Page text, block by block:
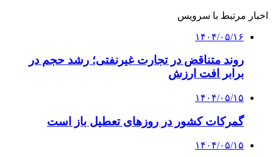
اخبار مرتبط با سرویس
۱۴۰۴/۰۵/۱۶
روند متناقض در تجارت غیرنفتی؛ رشد حجم در
برابر افت ارزش
۱۴۰۴/۰۵/۱۵
گمرکات کشور در روزهای تعطیل باز است
۱۴۰۴/۰۵/۱۵